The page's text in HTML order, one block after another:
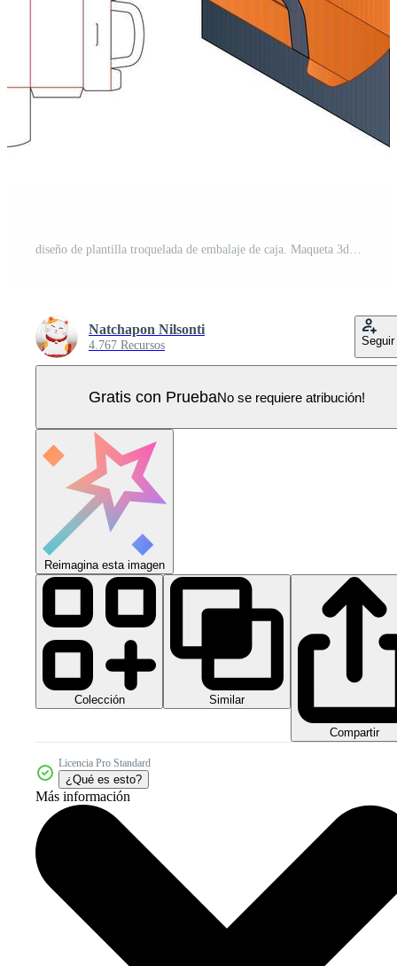
diseño de plantilla troquelada de embalaje de caja. Maqueta 3d Vector Pro
Natchapon Nilsonti
4.767 Recursos Seguir
Gratis con PruebaNo se requiere atribución!
Reimagina esta imagen
Colección Similar
Compartir
Licencia Pro Standard
¿Qué es esto?
Más información